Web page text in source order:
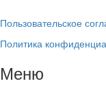
Пользовательское
Политика
Меню